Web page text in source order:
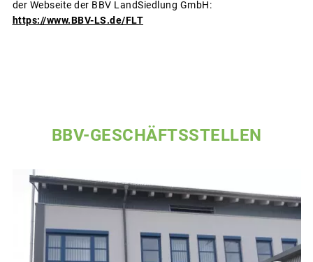
der Webseite der BBV LandSiedlung GmbH:
https://www.BBV-LS.de/FLT
BBV-GESCHÄFTSSTELLEN